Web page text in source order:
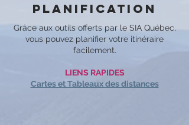
Planification
Grâce aux outils offerts par le SIA Québec,
vous pouvez planifier votre itinéraire
facilement.
LIENS RAPIDES
Cartes et Tableaux des distances